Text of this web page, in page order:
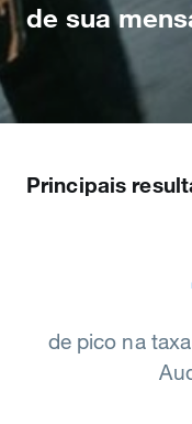
de sua
Principais
de pico na